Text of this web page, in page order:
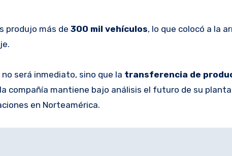
produjo más de 300 mil vehículos, lo que colocó a la
será inmediato, sino que la transferencia de
compañía mantiene bajo análisis el futuro de su
en Norteamérica.